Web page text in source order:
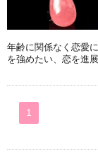
年齢に関係なく恋愛
を強めたい、恋を進
1